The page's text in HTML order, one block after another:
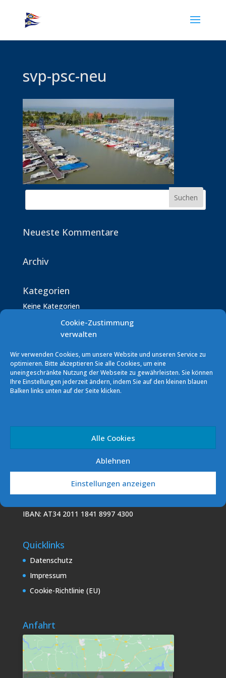
Cookie-Zustimmung
verwalten
Wir verwenden Cookies, um unsere Website und unseren Service zu
optimieren. Bitte akzeptieren Sie alle Cookies, um eine
uneingeschränkte Nutzung der Webseite zu gewährleisten. Sie können
Ihre Einstellungen jederzeit ändern, indem Sie auf den kleinen blauen
Balken links unten auf der Seite klicken.
Alle Cookies
Ablehnen
Einstellungen anzeigen
svp-psc-neu
Neueste Kommentare
Archiv
Kategorien
Keine Kategorien
Segelverein Podersdorf (SVP)
Vereinskonto: ERSTE BANK
IBAN: AT60 2011 1000 0293 5856
Podo Sailing Club (PSC)
7141 Podersdorf/See
E-Mail: info [at] sv-podersdorf.at
IBAN: AT34 2011 1841 8997 4300
Quicklinks
Datenschutz
Impressum
Cookie-Richtlinie (EU)
Anfahrt